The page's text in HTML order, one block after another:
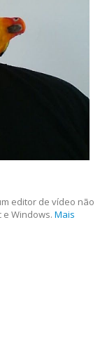
editor de vídeo não
e Windows. Mais